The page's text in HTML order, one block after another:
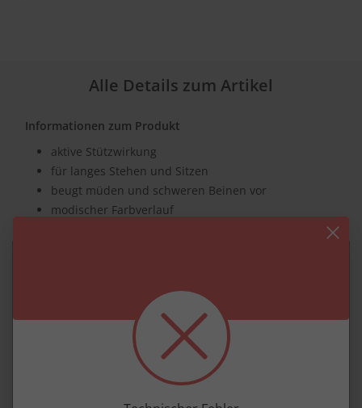
Alle Details zum Artikel
Informationen zum Produkt
aktive Stützwirkung
für langes Stehen und Sitzen
beugt müden und schweren Beinen vor
modischer Farbverlauf